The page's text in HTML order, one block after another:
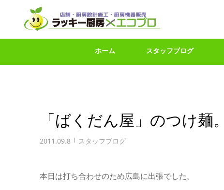
ホーム スタッフブログ
「ばくだん屋」のつけ麺。
2011.09.8 スタッフブログ
本日は打ち合わせのため広島に出張でした。